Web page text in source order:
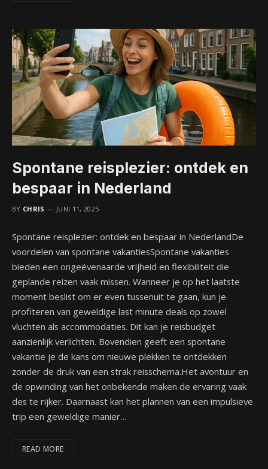
Spontane reisplezier: ontdek en
bespaar in Nederland
BY CHRIS JUNI 11, 2025
Spontane reisplezier: ontdek en bespaar in NederlandDe
voordelen van spontane vakantiesSpontane vakanties
bieden een ongeëvenaarde vrijheid en flexibiliteit die
geplande reizen vaak missen. Wanneer je op het laatste
moment beslist om er even tussenuit te gaan, kun je
profiteren van geweldige last minute deals op zowel
vluchten als accommodaties. Dit kan je reisbudget
aanzienlijk verlichten. Bovendien geeft een spontane
vakantie je de kans om nieuwe plekken te ontdekken
zonder de druk van een strak reisschema.Het avontuur en
de opwinding van het onbekende maken de ervaring vaak
des te rijker. Daarnaast kan het plannen van een impulsieve
trip een geweldige manier…
READ MORE